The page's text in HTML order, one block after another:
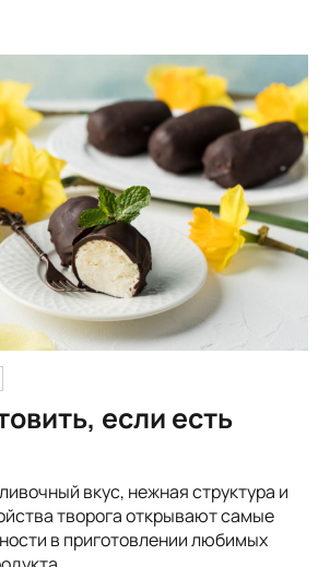
если есть
вкус, нежная структура и
творога открывают самые
в приготовлении любимых